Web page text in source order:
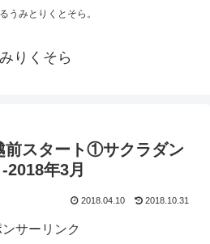
うみとりくとそら。
りくそら
前スタート①サクラダン
2018年3月
2018.04.10 2018.10.31
ンサーリンク